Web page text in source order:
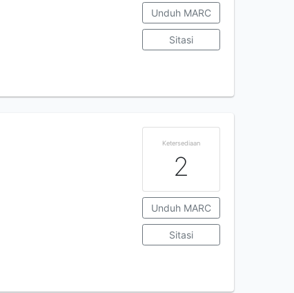
Unduh MARC
Sitasi
Ketersediaan
2
Unduh MARC
Sitasi